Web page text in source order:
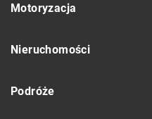
Motoryzacja
Nieruchomości
Podróże